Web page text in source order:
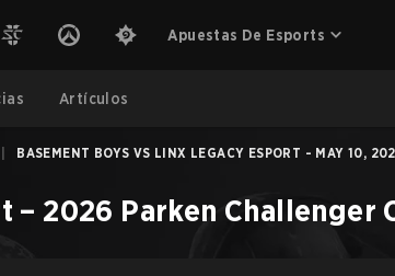
Apuestas De Esports
Artículos
BASEMENT BOYS VS LINX LEGACY ESPORT - MAY 10,
– 2026 Parken Challenger